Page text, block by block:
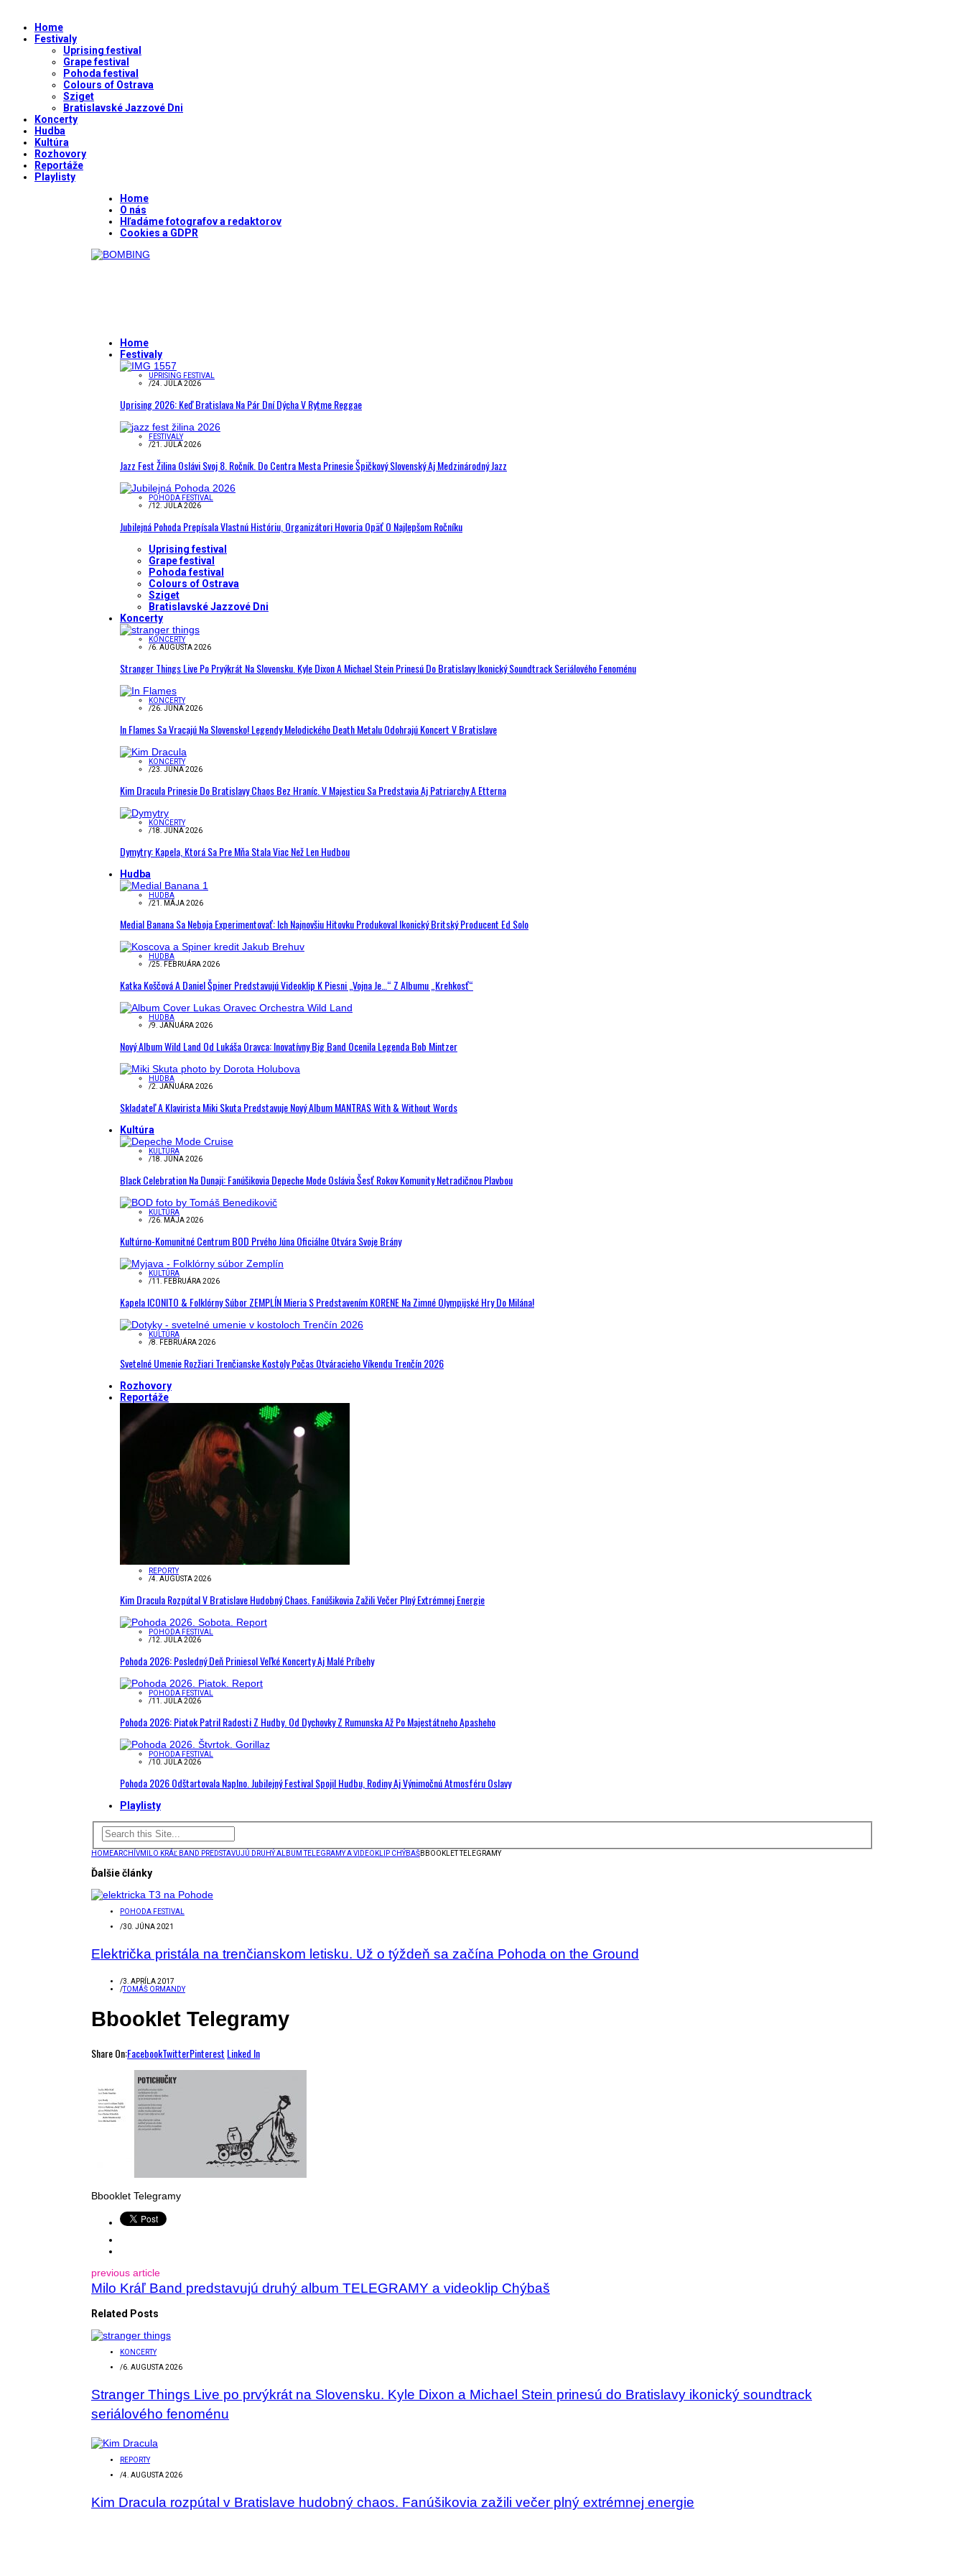
Home
Festivaly
Uprising festival
Grape festival
Pohoda festival
Colours of Ostrava
Sziget
Bratislavské Jazzové Dni
Koncerty
Hudba
Kultúra
Rozhovory
Reportáže
Playlisty
Home
O nás
Hľadáme fotografov a redaktorov
Cookies a GDPR
Home
Festivaly
UPRISING FESTIVAL
/24. JÚLA 2026
Uprising 2026: Keď Bratislava Na Pár Dní Dýcha V Rytme Reggae
FESTIVALY
/21. JÚLA 2026
Jazz Fest Žilina Oslávi Svoj 8. Ročník. Do Centra Mesta Prinesie Špičkový Slovenský Aj Medzinárodný Jazz
POHODA FESTIVAL
/12. JÚLA 2026
Jubilejná Pohoda Prepísala Vlastnú Históriu, Organizátori Hovoria Opäť O Najlepšom Ročníku
Uprising festival
Grape festival
Pohoda festival
Colours of Ostrava
Sziget
Bratislavské Jazzové Dni
Koncerty
KONCERTY
/6. AUGUSTA 2026
Stranger Things Live Po Prvýkrát Na Slovensku. Kyle Dixon A Michael Stein Prinesú Do Bratislavy Ikonický Soundtrack Seriálového Fenoménu
KONCERTY
/26. JÚNA 2026
In Flames Sa Vracajú Na Slovensko! Legendy Melodického Death Metalu Odohrajú Koncert V Bratislave
KONCERTY
/23. JÚNA 2026
Kim Dracula Prinesie Do Bratislavy Chaos Bez Hraníc. V Majesticu Sa Predstavia Aj Patriarchy A Etterna
KONCERTY
/18. JÚNA 2026
Dymytry: Kapela, Ktorá Sa Pre Mňa Stala Viac Než Len Hudbou
Hudba
HUDBA
/21. MÁJA 2026
Medial Banana Sa Neboja Experimentovať: Ich Najnovšiu Hitovku Produkoval Ikonický Britský Producent Ed Solo
HUDBA
/25. FEBRUÁRA 2026
Katka Koščová A Daniel Špiner Predstavujú Videoklip K Piesni „Vojna Je…“ Z Albumu „Krehkosť“
HUDBA
/9. JANUÁRA 2026
Nový Album Wild Land Od Lukáša Oravca: Inovatívny Big Band Ocenila Legenda Bob Mintzer
HUDBA
/2. JANUÁRA 2026
Skladateľ A Klavirista Miki Skuta Predstavuje Nový Album MANTRAS With & Without Words
Kultúra
KULTÚRA
/18. JÚNA 2026
Black Celebration Na Dunaji: Fanúšikovia Depeche Mode Oslávia Šesť Rokov Komunity Netradičnou Plavbou
KULTÚRA
/26. MÁJA 2026
Kultúrno-Komunitné Centrum BOD Prvého Júna Oficiálne Otvára Svoje Brány
KULTÚRA
/11. FEBRUÁRA 2026
Kapela ICONITO & Folklórny Súbor ZEMPLÍN Mieria S Predstavením KORENE Na Zimné Olympijské Hry Do Milána!
KULTÚRA
/8. FEBRUÁRA 2026
Svetelné Umenie Rozžiari Trenčianske Kostoly Počas Otváracieho Víkendu Trenčín 2026
Rozhovory
Reportáže
REPORTY
/4. AUGUSTA 2026
Kim Dracula Rozpútal V Bratislave Hudobný Chaos. Fanúšikovia Zažili Večer Plný Extrémnej Energie
POHODA FESTIVAL
/12. JÚLA 2026
Pohoda 2026: Posledný Deň Priniesol Veľké Koncerty Aj Malé Príbehy
POHODA FESTIVAL
/11. JÚLA 2026
Pohoda 2026: Piatok Patril Radosti Z Hudby. Od Dychovky Z Rumunska Až Po Majestátneho Apasheho
POHODA FESTIVAL
/10. JÚLA 2026
Pohoda 2026 Odštartovala Naplno. Jubilejný Festival Spojil Hudbu, Rodiny Aj Výnimočnú Atmosféru Oslavy
Playlisty
HOMEARCHÍVMILO KRÁĽ BAND PREDSTAVUJÚ DRUHÝ ALBUM TELEGRAMY A VIDEOKLIP CHÝBAŠBBOOKLET TELEGRAMY
Ďalšie články
POHODA FESTIVAL
/30. JÚNA 2021
Električka pristála na trenčianskom letisku. Už o týždeň sa začína Pohoda on the Ground
/3. APRÍLA 2017
/TOMÁŠ ORMANDY
Bbooklet Telegramy
Share On:FacebookTwitterPinterest Linked In
Bbooklet Telegramy
previous article
Milo Kráľ Band predstavujú druhý album TELEGRAMY a videoklip Chýbaš
Related Posts
KONCERTY
/6. AUGUSTA 2026
Stranger Things Live po prvýkrát na Slovensku. Kyle Dixon a Michael Stein prinesú do Bratislavy ikonický soundtrack
seriálového fenoménu
REPORTY
/4. AUGUSTA 2026
Kim Dracula rozpútal v Bratislave hudobný chaos. Fanúšikovia zažili večer plný extrémnej energie